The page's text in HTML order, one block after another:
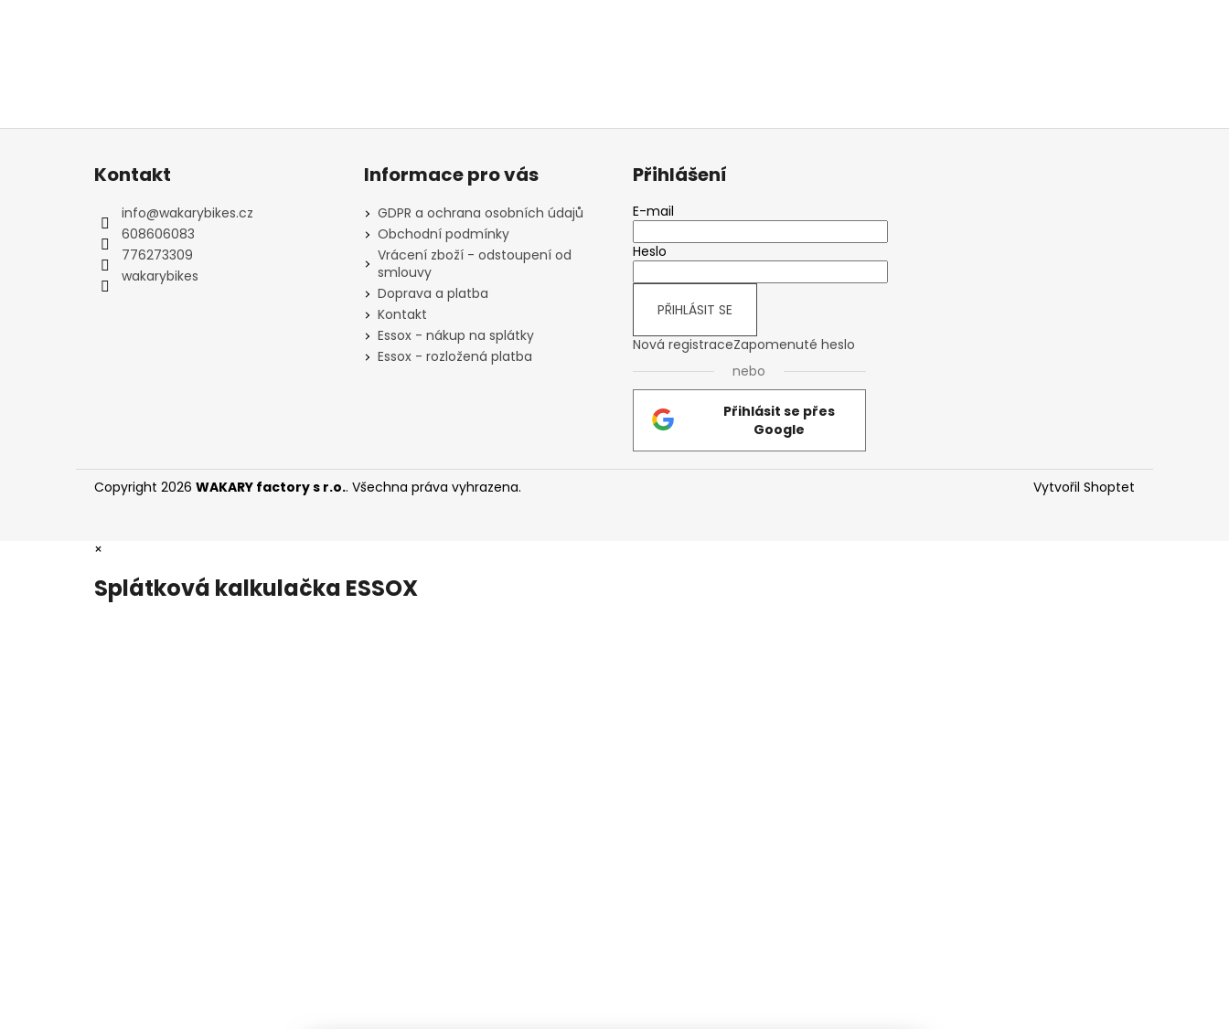
Z
Kontakt
info@wakarybikes.cz
608606083
776273309
wakarybikes
Informace pro vás
GDPR a ochrana osobních údajů
Obchodní podmínky
Vrácení zboží - odstoupení od
smlouvy
Doprava a platba
Kontakt
Essox - nákup na splátky
Essox - rozložená platba
Přihlášení
E-mail
Heslo
PŘIHLÁSIT SE
Nová registraceZapomenuté heslo
nebo
Přihlásit se přes
Google
Vytvořil Shoptet
Copyright 2026 WAKARY factory s r.o.. Všechna práva vyhrazena.
×
Splátková kalkulačka ESSOX